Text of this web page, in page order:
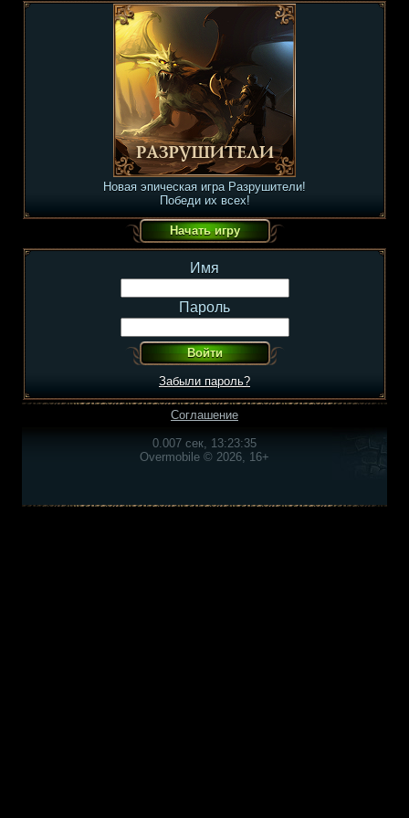
Новая эпическая игра Разрушители!
Победи их всех!
Имя
Пароль
Забыли пароль?
Соглашение
0.007 сек, 13:23:35
Overmobile © 2026, 16+